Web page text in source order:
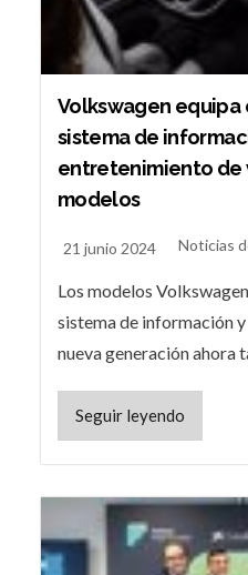
Volkswagen equipa
sistema de
entretenimiento de
modelos
21 junio 2024 Noticias
Los modelos
sistema de información
nueva generación ahora
Seguir leyendo